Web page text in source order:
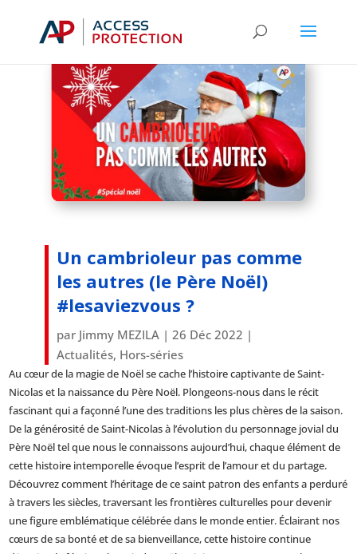
Catégories
Un cambrioleur pas comme
les autres (le Père Noël)
#lesaviezvous ?
par Jimmy MEZILA | 26 Déc 2022 |
Actualités, Hors-séries
Au cœur de la magie de Noël se cache l’histoire captivante de Saint-
Nicolas et la naissance du Père Noël. Plongeons-nous dans le récit
fascinant qui a façonné l’une des traditions les plus chères de la saison.
De la générosité de Saint-Nicolas à l’évolution du personnage jovial du
Père Noël tel que nous le connaissons aujourd’hui, chaque élément de
cette histoire intemporelle évoque l’esprit de l’amour et du partage.
Découvrez comment l’héritage de ce saint patron des enfants a perduré
à travers les siècles, traversant les frontières culturelles pour devenir
une figure emblématique célébrée dans le monde entier. Éclairant nos
cœurs de sa bonté et de sa bienveillance, cette histoire continue